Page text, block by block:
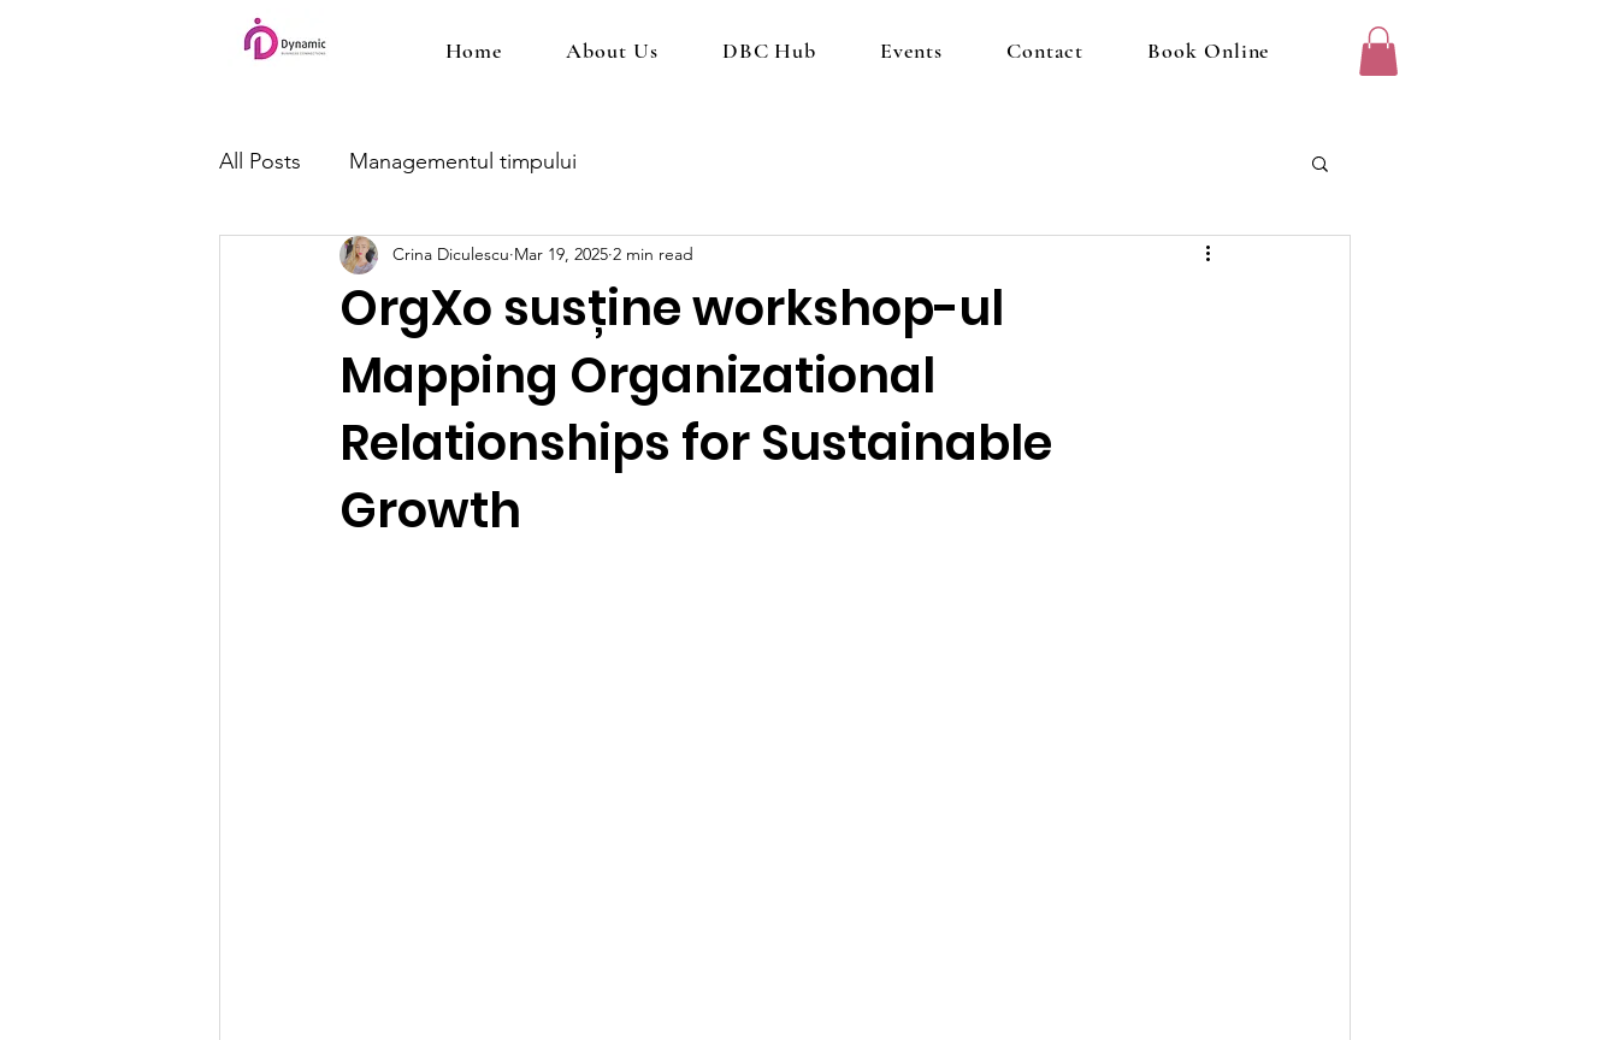
Home About Us DBC Hub Events Contact Book Online
All Posts Managementul timpului
OrgXo susține workshop-ul
Mapping Organizational
Relationships for Sustainable
Growth
Crina Diculescu Mar 19, 2025 2 min read